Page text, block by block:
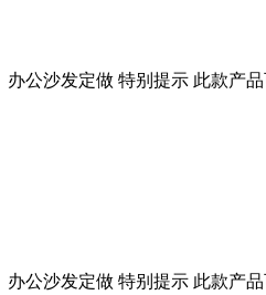
公沙发定做 特别提示 此款产
公沙发定做 特别提示 此款产